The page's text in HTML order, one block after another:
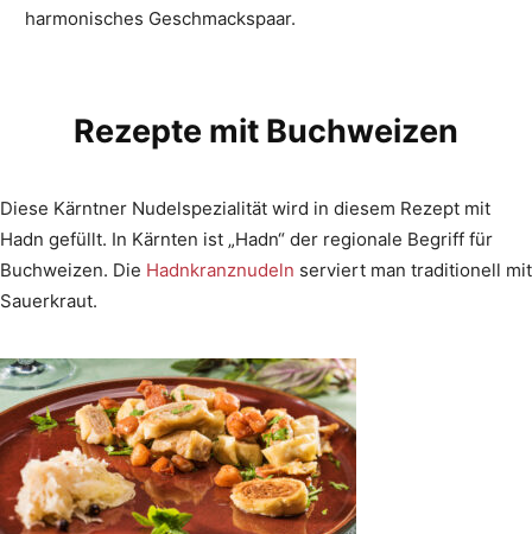
harmonisches Geschmackspaar.
Rezepte mit Buchweizen
Diese Kärntner Nudelspezialität wird in diesem Rezept mit
Hadn gefüllt. In Kärnten ist „Hadn“ der regionale Begriff für
Buchweizen. Die Hadnkranznudeln serviert man traditionell mit
Sauerkraut.